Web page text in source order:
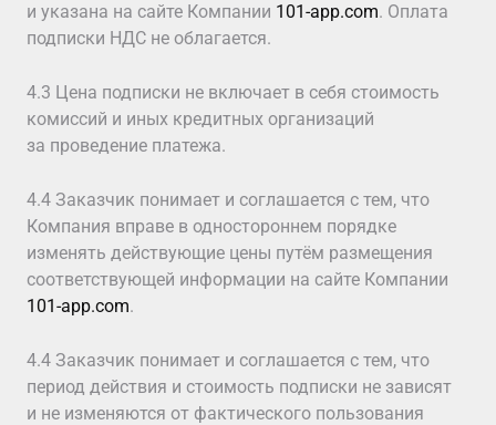
и указана на сайте Компании 101-app.com. Оплата
подписки НДС не облагается.
4.3 Цена подписки не включает в себя стоимость
комиссий и иных кредитных организаций
за проведение платежа.
4.4 Заказчик понимает и соглашается с тем, что
Компания вправе в одностороннем порядке
изменять действующие цены путём размещения
соответствующей информации на сайте Компании
101-app.com.
4.4 Заказчик понимает и соглашается с тем, что
период действия и стоимость подписки не зависят
и не изменяются от фактического пользования